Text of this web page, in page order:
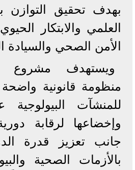
بهدف تحقيق التوازن
العلمي والابتكار
الأمن الصحي والسيادة
ويستهدف مشروع
منظومة قانونية
للمنشآت البيولوجية
وإخضاعها لرقابة
جانب تعزيز قدرة
بالأزمات الصحية